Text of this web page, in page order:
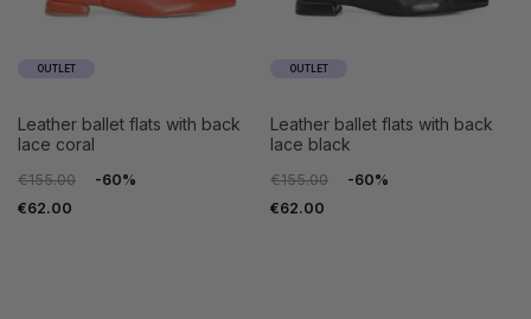
OUTLET
leather ballet flats with back
lace coral
€155.00
-60%
€62.00
OUTLET
leather ballet flats with back
lace black
€155.00
-60%
€62.00